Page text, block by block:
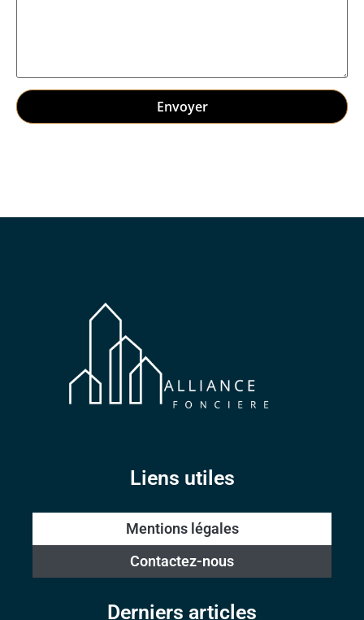
Liens utiles
Mentions légales
Contactez-nous
Derniers articles